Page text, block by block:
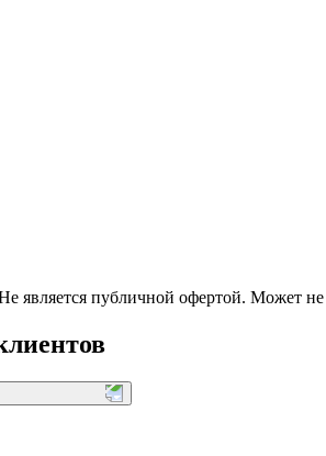
является публичной офертой. Может